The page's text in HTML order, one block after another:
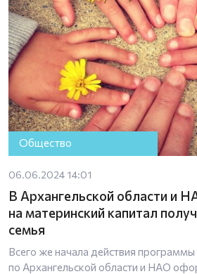
Общество
06.06.2024 14:01
В Архангельской области и
на материнский капитал
семья
Всего же начала действия
по Архангельской области и НАО